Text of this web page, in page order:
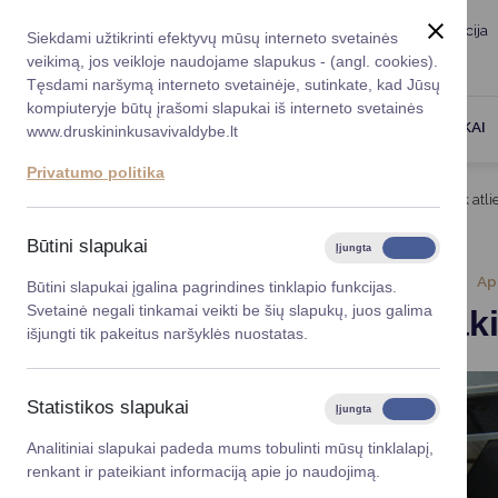
Siekdami užtikrinti efektyvų mūsų interneto svetainės
veikimą, jos veikloje naudojame slapukus - (angl. cookies).
Tęsdami naršymą interneto svetainėje, sutinkate, kad Jūsų
kompiuteryje būtų įrašomi slapukai iš interneto svetainės
www.druskininkusavivaldybe.lt
Privatumo politika
Būtini slapukai Įjungta
Būtini slapukai įgalina pagrindines tinklapio funkcijas.
Svetainė negali tinkamai veikti be šių slapukų, juos galima
išjungti tik pakeitus naršyklės nuostatas.
Statistikos slapukai Įjungta
Analitiniai slapukai padeda mums tobulinti mūsų tinklalapį,
renkant ir pateikiant informaciją apie jo naudojimą.
Taryba Meras
Registruokitės
Vicemerai
Mero patarėja
Administracija
Savivaldybės
Planavimo
Korupcijos
Viešieji
Lygios
Savivaldybės
Finansų
Organizacinė
Karjera DUK
DRUSKININKAI
Būk atsakingas – pasirūpink
2024-05-13
Būk